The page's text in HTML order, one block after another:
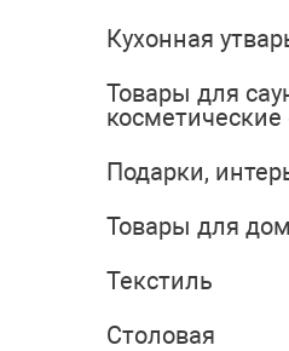
Кухонная
Товары для
косметические
Подарки,
Товары для
Текстиль
Столовая